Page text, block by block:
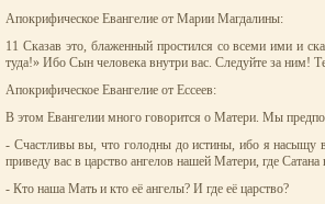
Апокрифическое Евангелие от Марии Магдалины:
11 Сказав это, блаженный простился со всеми ими и
туда!» Ибо Сын человека внутри вас. Следуйте за ним!
Апокрифическое Евангелие от Ессеев:
В этом Евангелии много говорится о Матери. Мы
- Счастливы вы, что голодны до истины, ибо я насыщу
приведу вас в царство ангелов нашей Матери, где
- Кто наша Мать и кто её ангелы? И где её царство?